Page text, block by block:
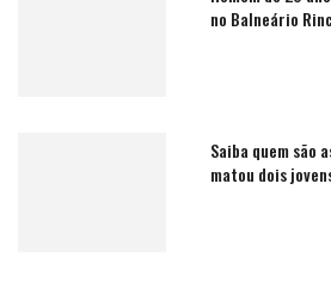
no Balneário
Saiba quem são
matou dois